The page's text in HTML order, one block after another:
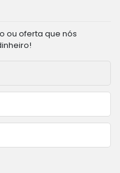
ou oferta que nós